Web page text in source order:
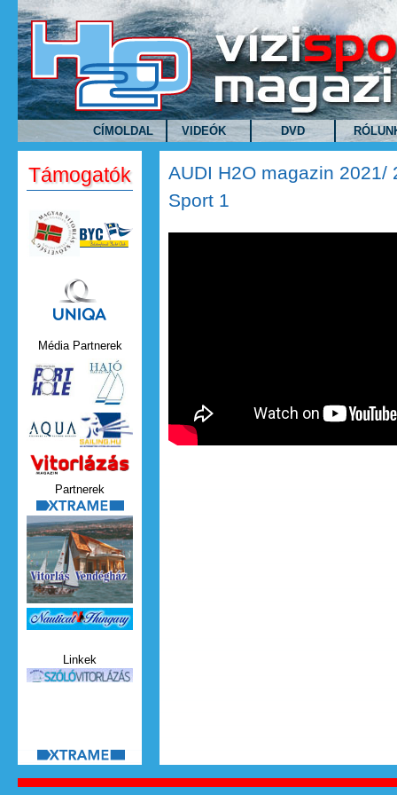
Ugrás a tartalomra
CÍMOLDAL VIDEÓK DVD
AUDI H2O magazin
Sport 1
Támogatók
Uniqa.png
Média Partnerek
Vitorlazas_magazin.jpg
Partnerek
xtrame.png
Nauticat.jpg
Linkek
szolo_vitorlazas.jpg